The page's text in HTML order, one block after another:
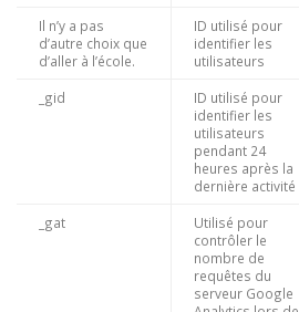
Il n’y a pas
d’autre choix que
d’aller à l’école.
ID utilisé pour
identifier les
utilisateurs
_gid
ID utilisé pour
identifier les
utilisateurs
pendant 24
heures après la
dernière activité
_gat
Utilisé pour
contrôler le
nombre de
requêtes du
serveur Google